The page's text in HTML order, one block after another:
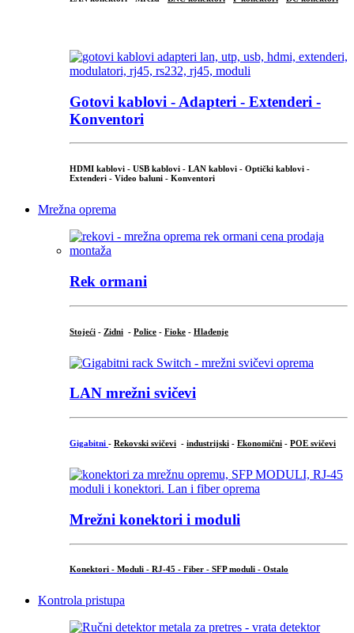
Gotovi kablovi - Adapteri - Extenderi -
Konventori
HDMI kablovi - USB kablovi - LAN kablovi - Optički kablovi -
Extenderi - Video baluni - Konventori
Mrežna oprema
Rek ormani
Stojeći - Zidni - Police - Fioke - Hlađenje
LAN mrežni svičevi
Gigabitni - Rekovski svičevi - industrijski - Ekonomični - POE svičevi
Mrežni konektori i moduli
Konektori - Moduli - RJ-45 - Fiber - SFP moduli - Ostalo
Kontrola pristupa